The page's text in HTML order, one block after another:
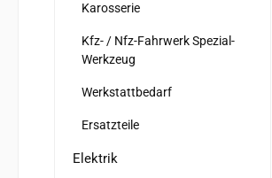
Karosserie
Kfz- / Nfz-Fahrwerk Spezial-
Werkzeug
Werkstattbedarf
Ersatzteile
Elektrik